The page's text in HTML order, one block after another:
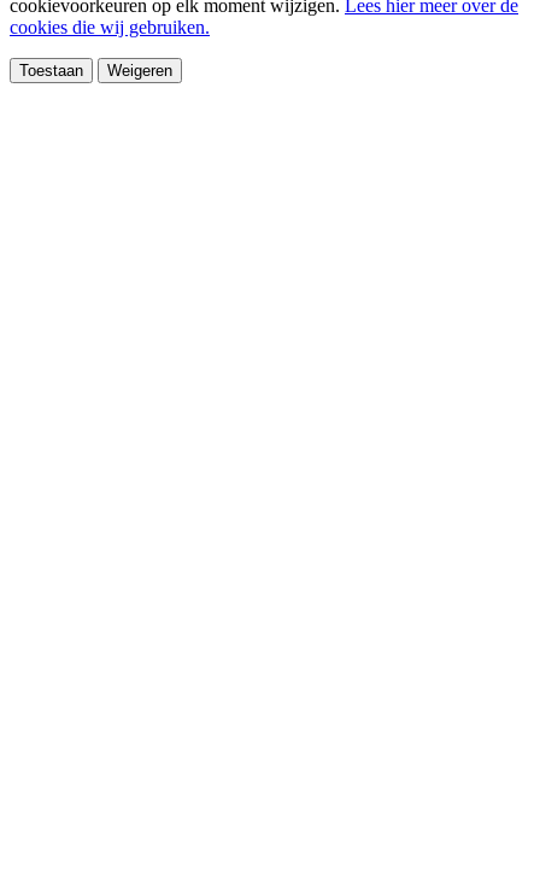
cookievoorkeuren op elk moment wijzigen. Lees hier meer over de
cookies die wij gebruiken.
Toestaan Weigeren